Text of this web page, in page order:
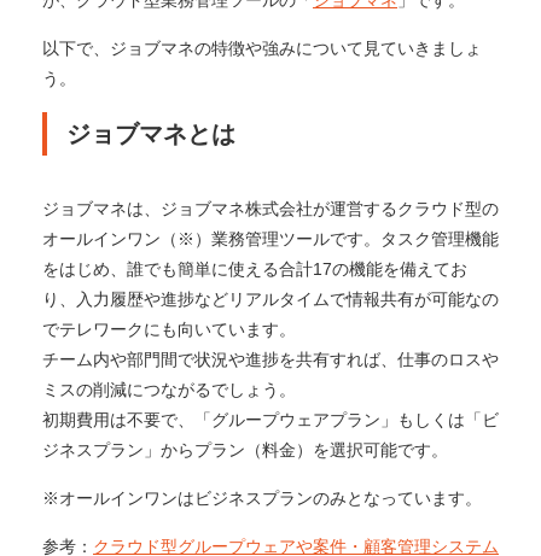
以下で、ジョブマネの特徴や強みについて見ていきましょ
う。
ジョブマネとは
ジョブマネは、ジョブマネ株式会社が運営するクラウド型の
オールインワン（※）業務管理ツールです。タスク管理機能
をはじめ、誰でも簡単に使える合計17の機能を備えてお
り、入力履歴や進捗などリアルタイムで情報共有が可能なの
でテレワークにも向いています。
チーム内や部門間で状況や進捗を共有すれば、仕事のロスや
ミスの削減につながるでしょう。
初期費用は不要で、「グループウェアプラン」もしくは「ビ
ジネスプラン」からプラン（料金）を選択可能です。
※オールインワンはビジネスプランのみとなっています。
参考： クラウド型グループウェアや案件・顧客管理システム